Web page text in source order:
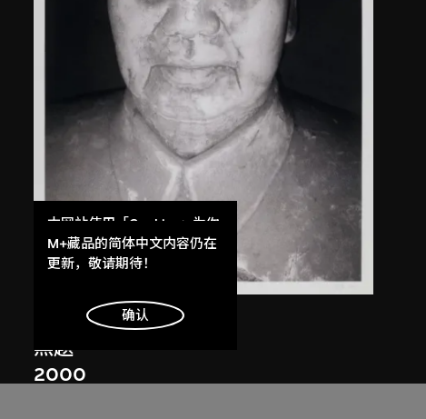
白宜洛
無題
2000
本网站使用「Cookies」为你
提供最好的网站体验。
了解更多
明白
M+藏品的简体中文内容仍在
更新，敬请期待！
确认